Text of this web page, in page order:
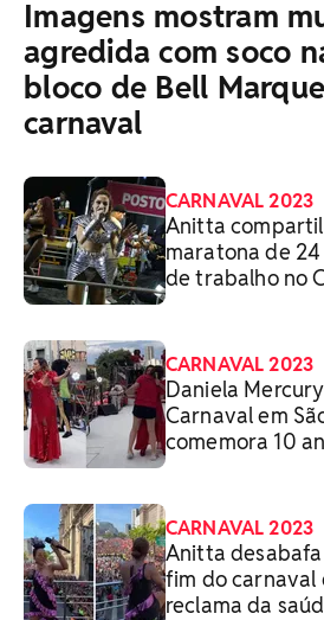
Imagens mostram
agredida com soco
bloco de Bell
carnaval
CARNAVAL 2023
Anitta
maratona de
de trabalho no
CARNAVAL 2023
Daniela
Carnaval em
comemora 10
CARNAVAL 2023
Anitta
fim do carnaval
reclama da